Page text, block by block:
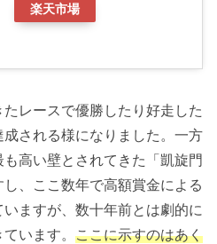
楽天市場
レースで優勝したり好走した
される様になりました。一方
高い壁とされてきた「凱旋門
、ここ数年で高額賞金による
ますが、数十年前とは劇的に
います。 ここに示すのはあく